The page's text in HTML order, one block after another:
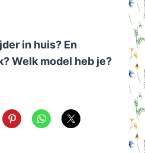
in huis? En
Welk model heb je?